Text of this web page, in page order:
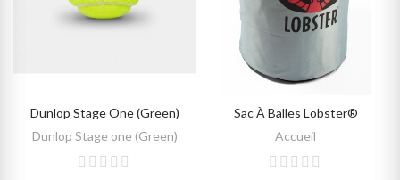
DÉTAILS
Dunlop Stage One (Green)
Dunlop Stage one (Green)
AJOUTER AU PANIER
Sac À Balles Lobster®
Accueil